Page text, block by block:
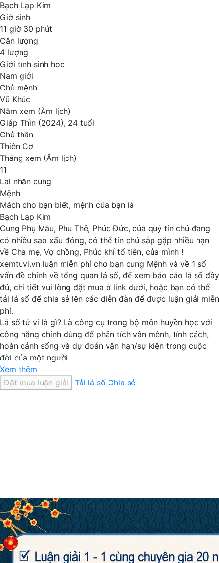
Bạch Lạp Kim
Giờ sinh
11 giờ 30 phút
Cân lượng
4 lượng
Giới tính sinh học
Nam giới
Chủ mệnh
Vũ Khúc
Năm xem (Âm lịch)
Giáp Thìn (2024), 24 tuổi
Chủ thân
Thiên Cơ
Tháng xem (Âm lịch)
11
Lai nhân cung
Mệnh
Mách cho bạn biết, mệnh của bạn là
Bạch Lạp Kim
Cung Phụ Mẫu, Phu Thê, Phúc Đức, của quý tín chủ đang
có nhiều sao xấu đóng, có thể tín chủ sắp gặp nhiều hạn
về Cha mẹ, Vợ chồng, Phúc khí tổ tiên, của mình !
xemtuvi.vn luận miễn phí cho bạn cung Mệnh và về 1 số
vấn đề chính về tổng quan lá số, để xem báo cáo lá số đầy
đủ, chi tiết vui lòng đặt mua ở link dưới, hoặc bạn có thể
tải lá số để chia sẻ lên các diễn đàn để được luận giải miễn
phí.
Lá số tử vi là gì? Là công cụ trong bộ môn huyền học với
công năng chính dùng để phân tích vận mệnh, tính cách,
hoàn cảnh sống và dự đoán vận hạn/sự kiện trong cuộc
đời của một người.
Xem thêm
Đặt mua luận giải
Tải lá số Chia sẻ